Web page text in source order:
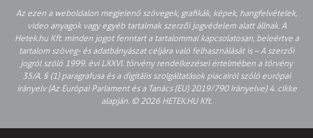
Az ezen a weboldalon megjelenő szövegek, grafikák, képek, hangfelvételek,
video anyagok vagy egyéb tartalmak szerzői jogvédelem alatt állnak. A
Hetek.hu Kft. minden jogot fenntart a tartalommal kapcsolatosan, beleértve a
tartalom szöveg- és adatbányászat céljára való felhasználását is – A szerzői
jogról szóló 1999. évi LXXVI. törvény rendelkezései értelmében a törvény
35/A. § (1) paragrafusa és a digitális szolgáltatások piacairól szóló európai
irányelv (Az Európai Parlament és a Tanács (EU) 2019/790 Irányelve) 4. cikke
alapján. © 2026 HETEK.HU Kft.